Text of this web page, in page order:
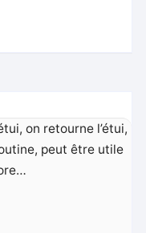
on retourne l’étui,
peut être utile